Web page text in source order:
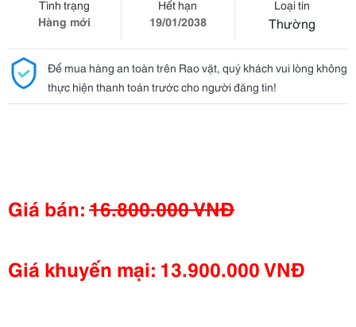
Tình trạng
Hàng mới
Hết hạn
19/01/2038
Loại tin
Thường
Để mua hàng an toàn trên Rao vặt, quý khách vui lòng không
thực hiện thanh toán trước cho người đăng tin!
Giá bán:16.800.000 VNĐ
Giá khuyến mại: 13.900.000 VNĐ